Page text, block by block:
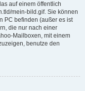
auf einem öffentlich
mein-bild.gif. Sie können
PC befinden (außer es ist
die nur nach einer
Mailboxen, mit einem
benutze den